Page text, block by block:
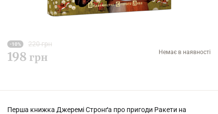
-10% 220 грн
198 грн Немає в наявності
Перша книжка Джеремі Стронґа про пригоди Ракети на